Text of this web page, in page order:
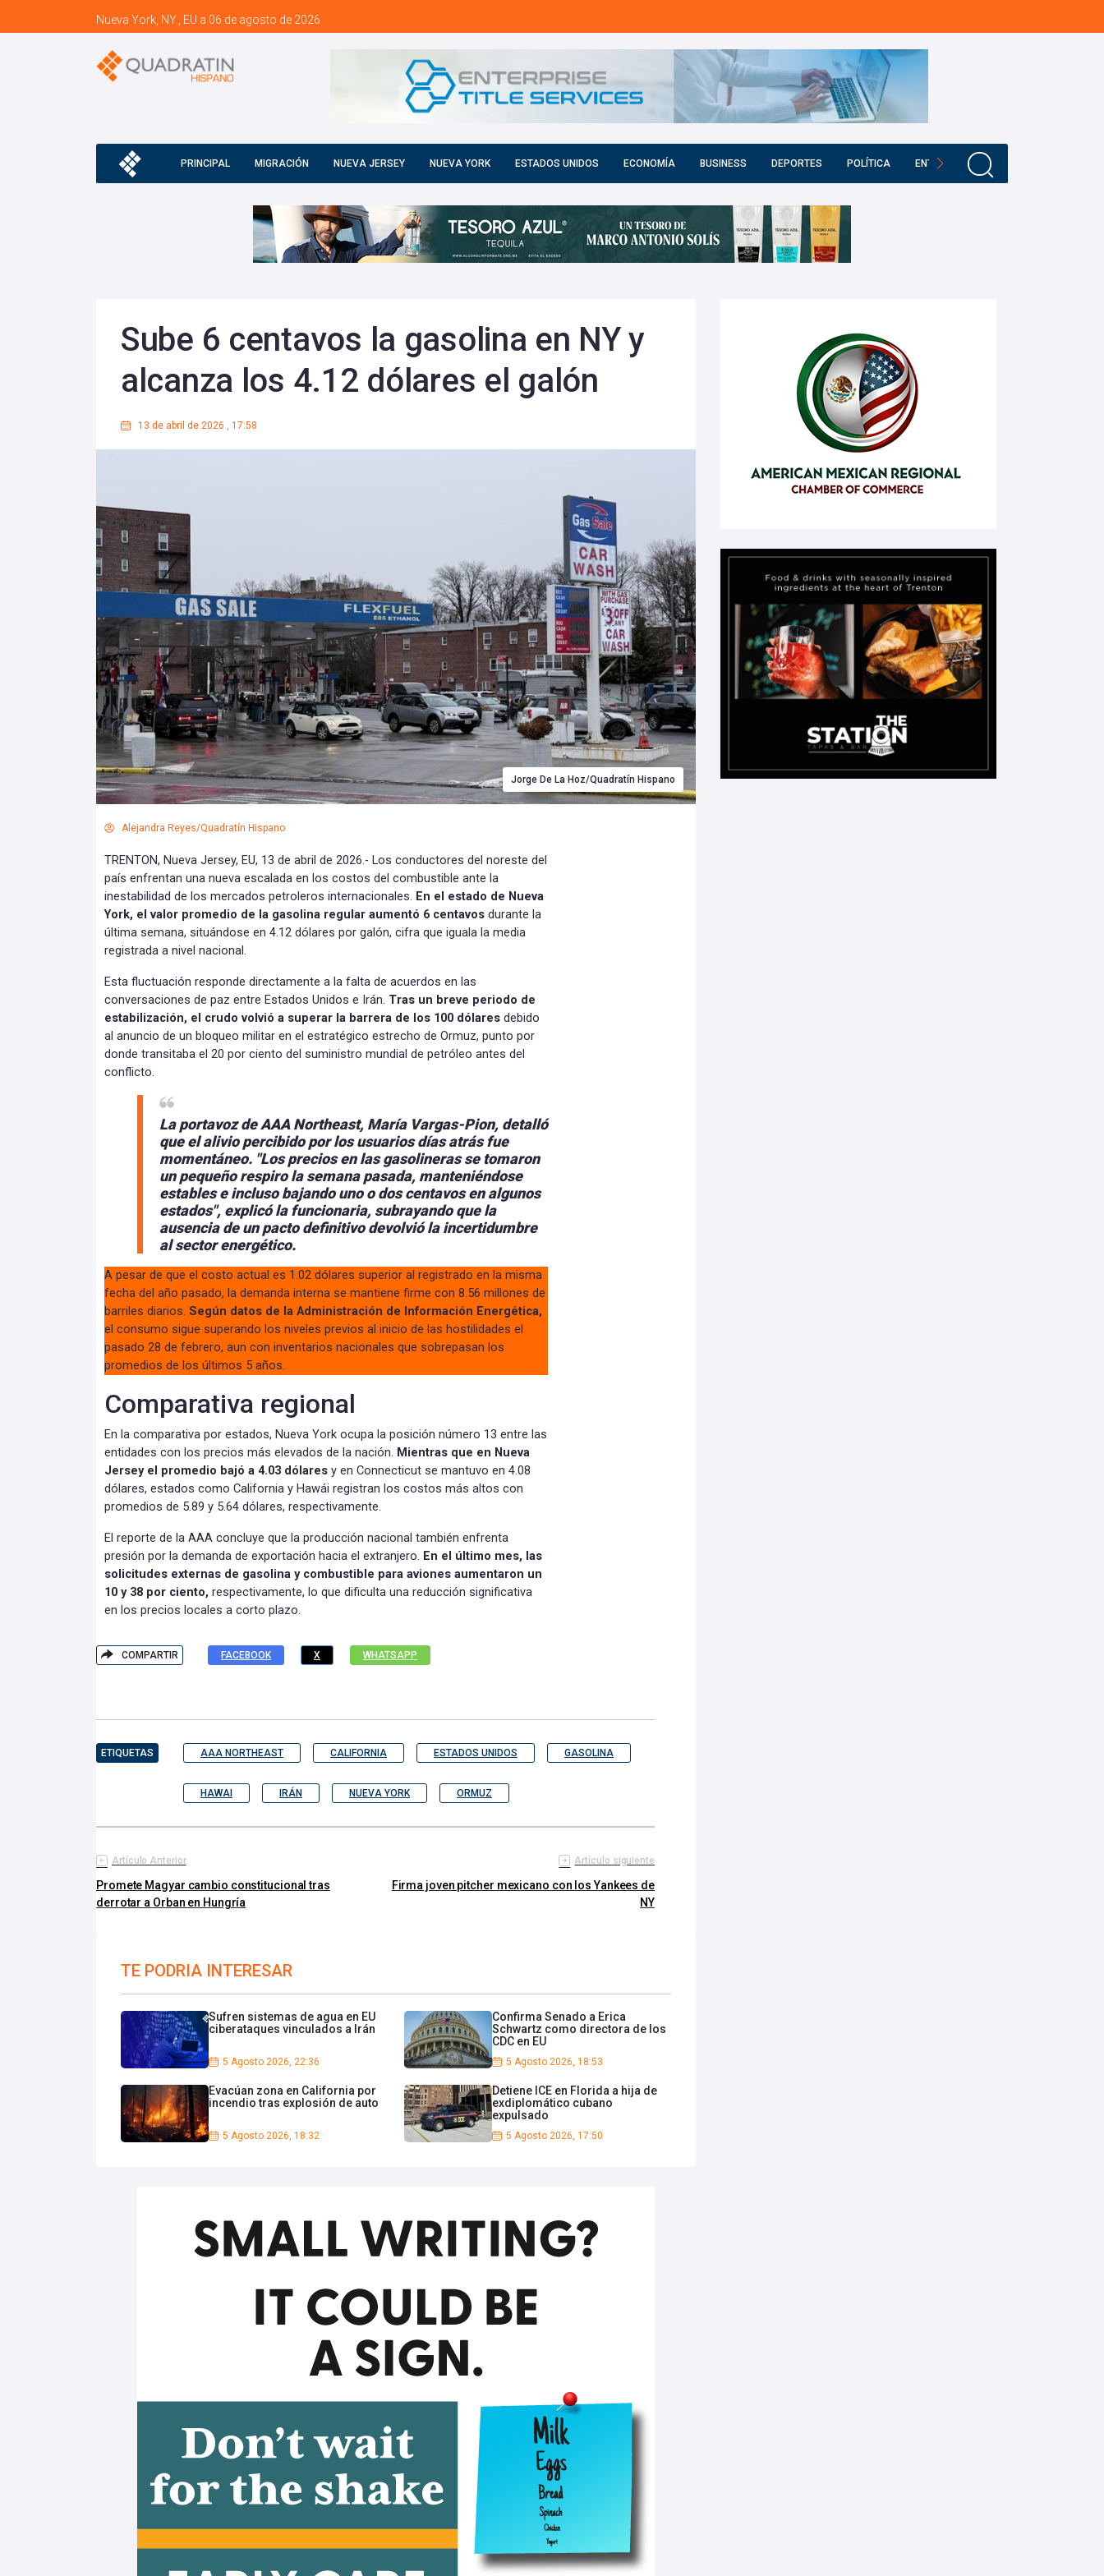
Nueva York, NY., EU a 06 de agosto de 2026
PRINCIPAL MIGRACIÓN NUEVA JERSEY NUEVA YORK ESTADOS UNIDOS ECONOMÍA BUSINESS DEPORTES POLÍTICA ENTRETENIMIENTO
Sube 6 centavos la gasolina en NY y
alcanza los 4.12 dólares el galón
13 de abril de 2026 , 17:58
Jorge De La Hoz/Quadratín Hispano
Alejandra Reyes/Quadratín Hispano
TRENTON, Nueva Jersey, EU, 13 de abril de 2026.- Los conductores del noreste del
país enfrentan una nueva escalada en los costos del combustible ante la
inestabilidad de los mercados petroleros internacionales. En el estado de Nueva
York, el valor promedio de la gasolina regular aumentó 6 centavos durante la
última semana, situándose en 4.12 dólares por galón, cifra que iguala la media
registrada a nivel nacional.
Esta fluctuación responde directamente a la falta de acuerdos en las
conversaciones de paz entre Estados Unidos e Irán. Tras un breve periodo de
estabilización, el crudo volvió a superar la barrera de los 100 dólares debido
al anuncio de un bloqueo militar en el estratégico estrecho de Ormuz, punto por
donde transitaba el 20 por ciento del suministro mundial de petróleo antes del
conflicto.
La portavoz de AAA Northeast, María Vargas-Pion, detalló
que el alivio percibido por los usuarios días atrás fue
momentáneo. "Los precios en las gasolineras se tomaron
un pequeño respiro la semana pasada, manteniéndose
estables e incluso bajando uno o dos centavos en algunos
estados", explicó la funcionaria, subrayando que la
ausencia de un pacto definitivo devolvió la incertidumbre
al sector energético.
A pesar de que el costo actual es 1.02 dólares superior al registrado en la misma
fecha del año pasado, la demanda interna se mantiene firme con 8.56 millones de
barriles diarios. Según datos de la Administración de Información Energética,
el consumo sigue superando los niveles previos al inicio de las hostilidades el
pasado 28 de febrero, aun con inventarios nacionales que sobrepasan los
promedios de los últimos 5 años.
Comparativa regional
En la comparativa por estados, Nueva York ocupa la posición número 13 entre las
entidades con los precios más elevados de la nación. Mientras que en Nueva
Jersey el promedio bajó a 4.03 dólares y en Connecticut se mantuvo en 4.08
dólares, estados como California y Hawái registran los costos más altos con
promedios de 5.89 y 5.64 dólares, respectivamente.
El reporte de la AAA concluye que la producción nacional también enfrenta
presión por la demanda de exportación hacia el extranjero. En el último mes, las
solicitudes externas de gasolina y combustible para aviones aumentaron un
10 y 38 por ciento, respectivamente, lo que dificulta una reducción significativa
en los precios locales a corto plazo.
COMPARTIR FACEBOOK X WHATSAPP
ETIQUETAS AAA NORTHEAST CALIFORNIA ESTADOS UNIDOS GASOLINA
HAWAI IRÁN NUEVA YORK ORMUZ
Artículo Anterior
Promete Magyar cambio constitucional tras
derrotar a Orban en Hungría
Artículo siguiente
Firma joven pitcher mexicano con los Yankees de
NY
TE PODRIA INTERESAR
Sufren sistemas de agua en EU
ciberataques vinculados a Irán
5 Agosto 2026, 22:36
Confirma Senado a Erica
Schwartz como directora de los
CDC en EU
5 Agosto 2026, 18:53
Evacúan zona en California por
incendio tras explosión de auto
5 Agosto 2026, 18:32
Detiene ICE en Florida a hija de
exdiplomático cubano
expulsado
5 Agosto 2026, 17:50